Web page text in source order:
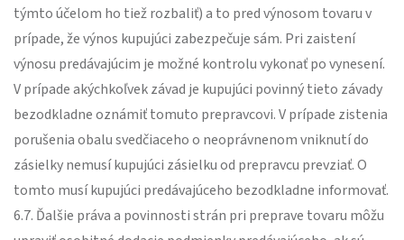
týmto účelom ho tiež rozbaliť) a to pred výnosom tovaru v
prípade, že výnos kupujúci zabezpečuje sám. Pri zaistení
výnosu predávajúcim je možné kontrolu vykonať po vynesení.
V prípade akýchkoľvek závad je kupujúci povinný tieto závady
bezodkladne oznámiť tomuto prepravcovi. V prípade zistenia
porušenia obalu svedčiaceho o neoprávnenom vniknutí do
zásielky nemusí kupujúci zásielku od prepravcu prevziať. O
tomto musí kupujúci predávajúceho bezodkladne informovať.
6.7. Ďalšie práva a povinnosti strán pri preprave tovaru môžu